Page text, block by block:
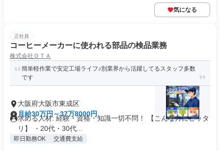
気になる
正社員
コーヒーメーカーに使われる部品の検品業務
株式会社ＯＴＡ
簡単軽作業で安定工場ライフ♪別業界から活躍してるスタッフ多数
です
大阪府大阪市東成区
月給30万円～37万8000円
求める人材: 経験・資格・知識一切不問！ 【こんな方にピッタ
リ】 ・20代・30代...
即日勤務OK 交通費支給